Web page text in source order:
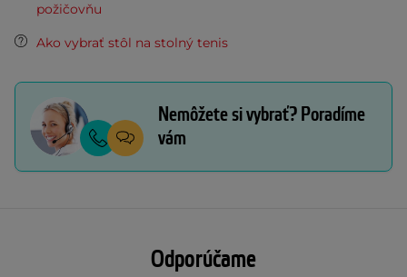
požičovňu
Ako vybrať stôl na stolný tenis
Nemôžete si vybrať? Poradíme
vám
Odporúčame